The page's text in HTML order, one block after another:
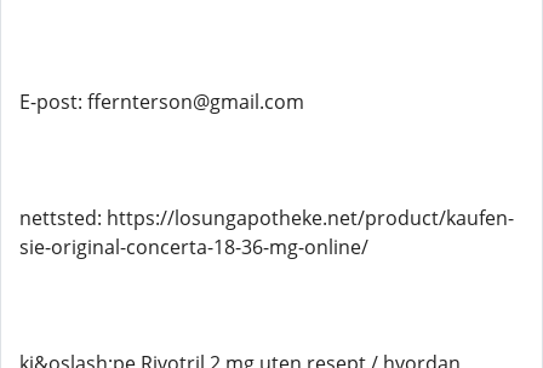
E-post: ffernterson@gmail.com
nettsted: https://losungapotheke.net/product/kaufen-
sie-original-concerta-18-36-mg-online/